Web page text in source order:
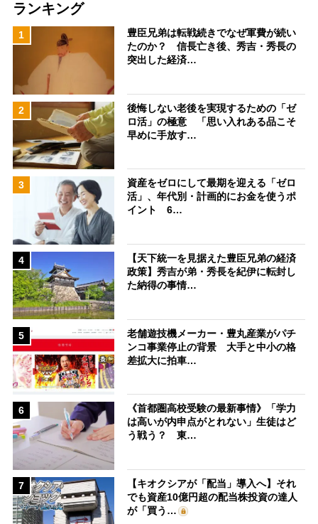
ランキング
1
豊臣兄弟は転戦続きでなぜ軍費が続い
たのか？ 信長亡き後、秀吉・秀長の
突出した経済…
2
後悔しない老後を実現するための「ゼ
ロ活」の極意 「思い入れある品こそ
早めに手放す…
3
資産をゼロにして最期を迎える「ゼロ
活」、年代別・計画的にお金を使うポ
イント 6…
4
【天下統一を見据えた豊臣兄弟の経済
政策】秀吉が弟・秀長を紀伊に転封し
た納得の事情…
5
老舗遊技機メーカー・豊丸産業がパチ
ンコ事業停止の背景 大手と中小の格
差拡大に拍車…
6
《首都圏高校受験の最新事情》「学力
は高いが内申点がとれない」生徒はど
う戦う？ 東…
7
【キオクシアが「配当」導入へ】それ
でも資産10億円超の配当株投資の達人
が「買う…